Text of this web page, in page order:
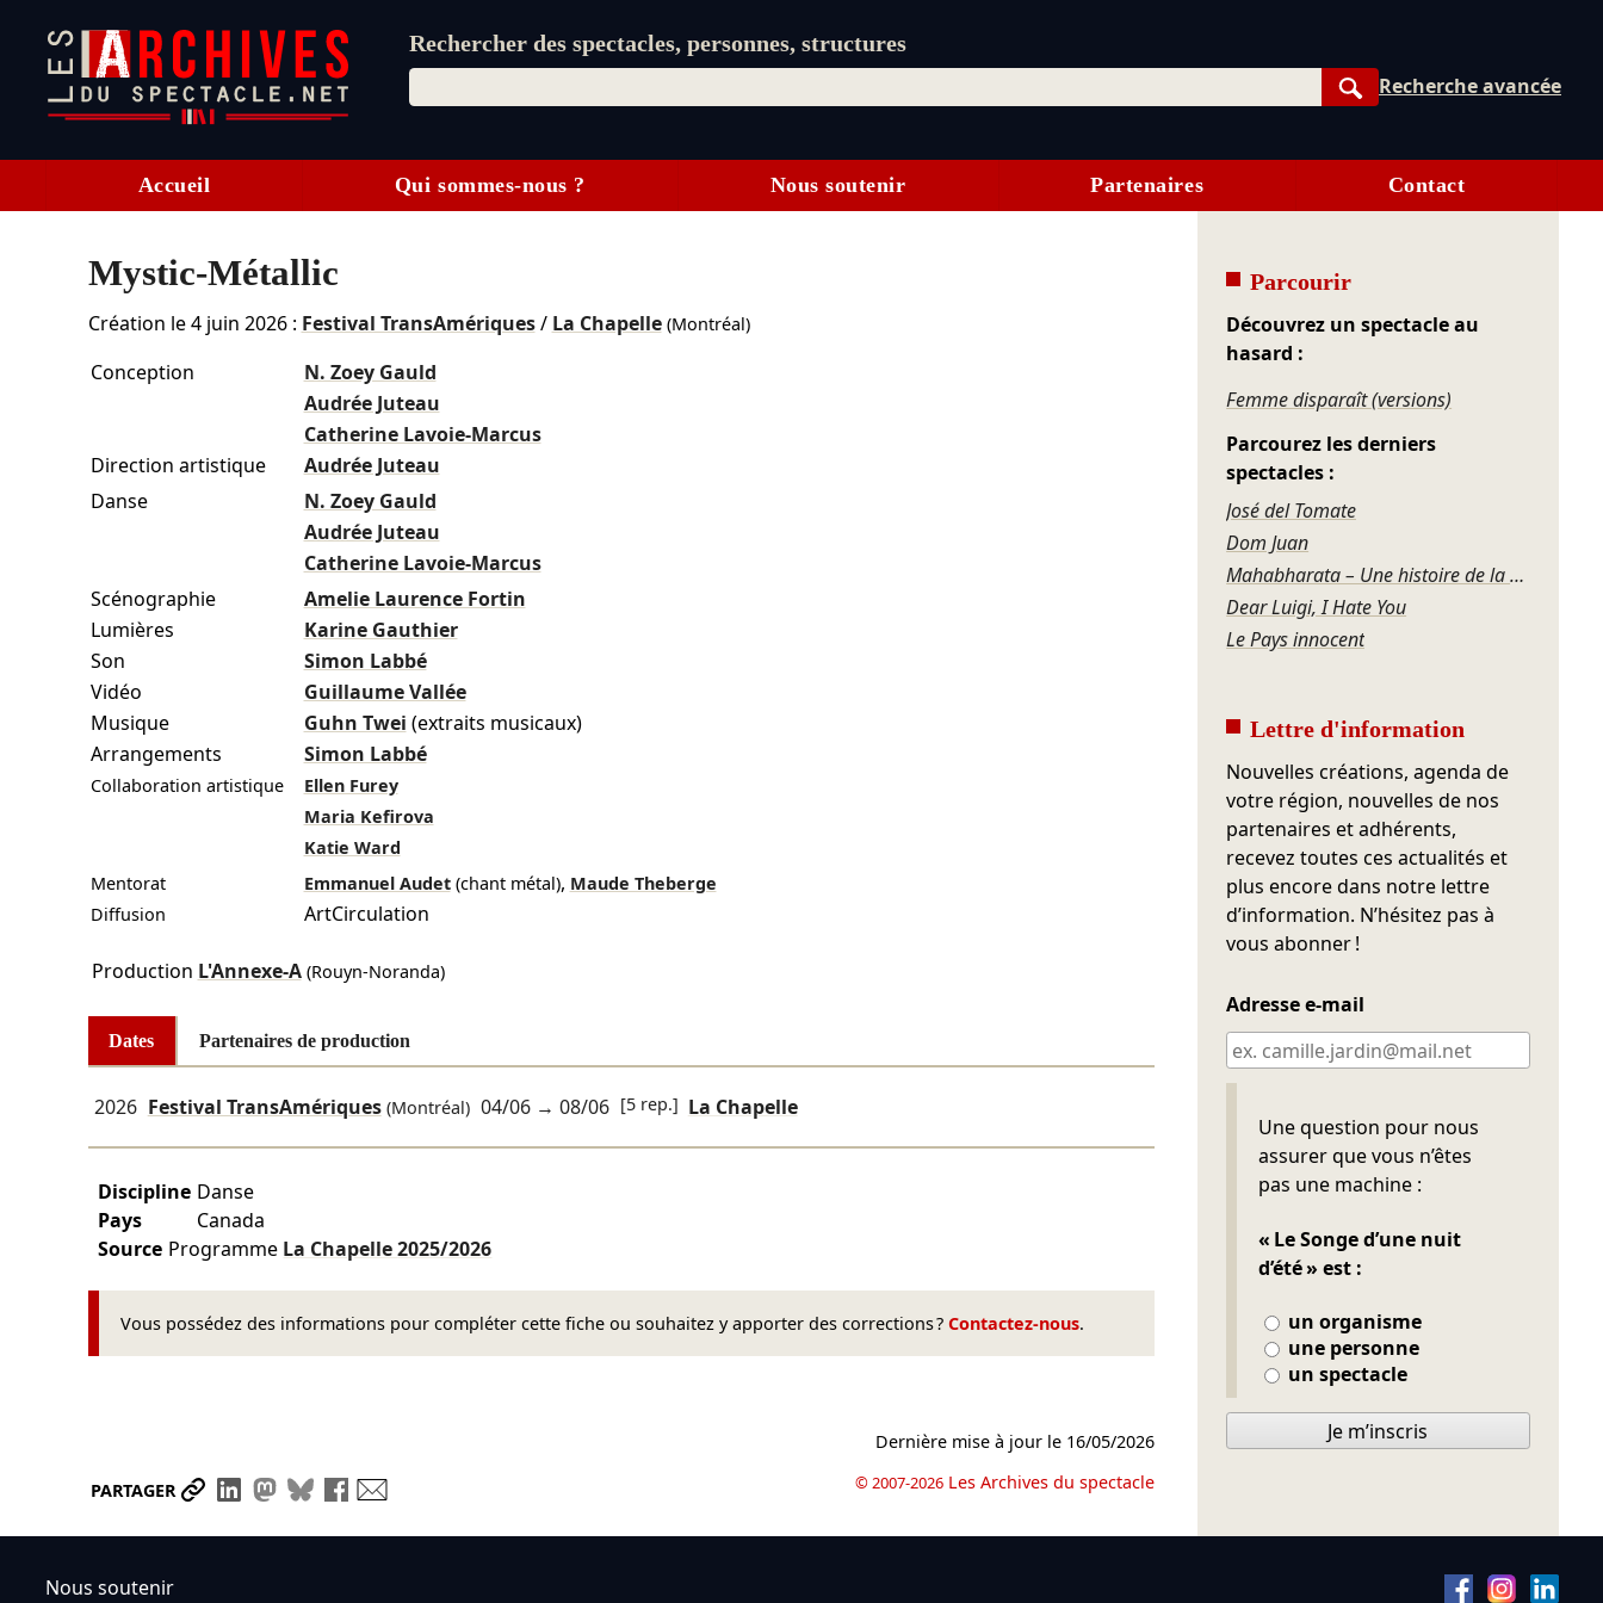
Rechercher des spectacles, personnes, structures
Rechercher
Recherche avancée
Accueil Qui sommes-nous ? Nous soutenir Partenaires Contact
Mystic-Métallic
Création le4 juin 2026: Festival TransAmériques/ La Chapelle(Montréal)
Conception
N. Zoey Gauld
Audrée Juteau
Catherine Lavoie-Marcus
Direction artistique
Audrée Juteau
Danse
N. Zoey Gauld
Audrée Juteau
Catherine Lavoie-Marcus
Scénographie
Amelie Laurence Fortin
Lumières
Karine Gauthier
Son
Simon Labbé
Vidéo
Guillaume Vallée
Musique
Guhn Twei (extraits musicaux)
Arrangements
Simon Labbé
Collaboration artistique
Ellen Furey
Maria Kefirova
Katie Ward
Mentorat
Emmanuel Audet (chant métal), Maude Theberge
Diffusion
ArtCirculation
Production L'Annexe-A(Rouyn-Noranda)
Dates Partenaires de production
2026 Festival TransAmériques(Montréal) 04/06→ 08/06 [5 rep.] La Chapelle
Discipline Danse
Pays
Canada
Source Programme La Chapelle2025/2026
Vous possédez des informations pour compléter cette fiche ou souhaitez y apporter des corrections ? Contactez-nous.
PARTAGER Partager le lien
Partager sur LinkedIn
Partager sur Mastodon
Partager sur Bluesky
Partager sur Facebook
Dernière mise à jour le 16/05/2026
© 2007-2026 Les Archives du spectacle
Parcourir
Découvrez un spectacle au
hasard :
Femme disparaît (versions)
Parcourez les derniers
spectacles :
José del Tomate
Dom Juan
Mahabharata – Une histoire de la violence
Dear Luigi, I Hate You
Le Pays innocent
Lettre d'information
Nouvelles créations, agenda de
votre région, nouvelles de nos
partenaires et adhérents,
recevez toutes ces actualités et
plus encore dans notre lettre
d’information. N’hésitez pas à
vous abonner !
Adresse e-mail
Une question pour nous
assurer que vous n’êtes
pas une machine :
« Le Songe d’une nuit
d’été » est :
un organisme
une personne
un spectacle
Ne pas remplir
Je m’inscris
Nous soutenir